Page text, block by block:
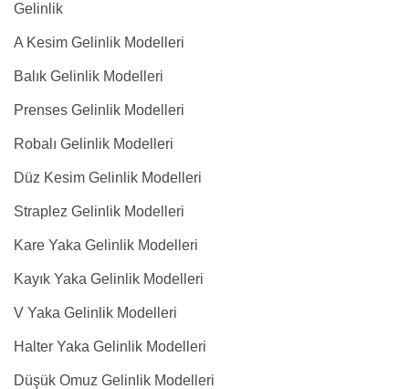
Gelinlik
A Kesim Gelinlik Modelleri
Balık Gelinlik Modelleri
Prenses Gelinlik Modelleri
Robalı Gelinlik Modelleri
Düz Kesim Gelinlik Modelleri
Straplez Gelinlik Modelleri
Kare Yaka Gelinlik Modelleri
Kayık Yaka Gelinlik Modelleri
V Yaka Gelinlik Modelleri
Halter Yaka Gelinlik Modelleri
Düşük Omuz Gelinlik Modelleri